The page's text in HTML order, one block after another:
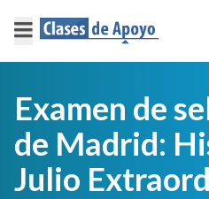
×
Iniciar
sesión
Examen de
de Madrid:
Julio